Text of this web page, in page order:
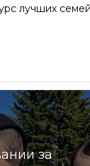
лучших
за